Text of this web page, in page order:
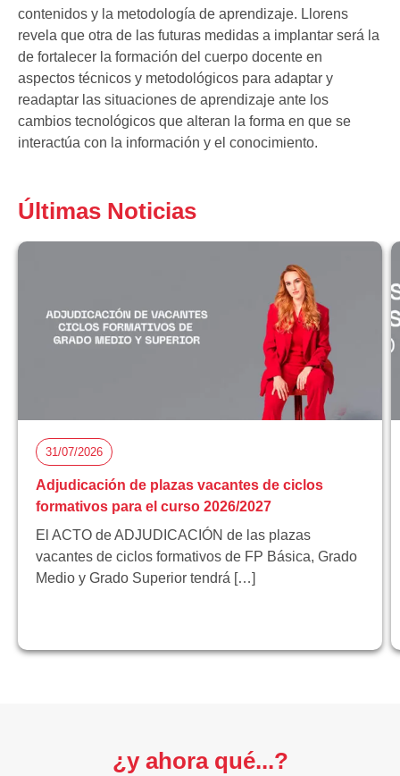
contenidos y la metodología de aprendizaje. Llorens
revela que otra de las futuras medidas a implantar será la
de fortalecer la formación del cuerpo docente en
aspectos técnicos y metodológicos para adaptar y
readaptar las situaciones de aprendizaje ante los
cambios tecnológicos que alteran la forma en que se
interactúa con la información y el conocimiento.
Últimas Noticias
31/07/2026
Adjudicación de plazas vacantes de ciclos
formativos para el curso 2026/2027
El ACTO de ADJUDICACIÓN de las plazas
vacantes de ciclos formativos de FP Básica, Grado
Medio y Grado Superior tendrá […]
¿y ahora qué...?